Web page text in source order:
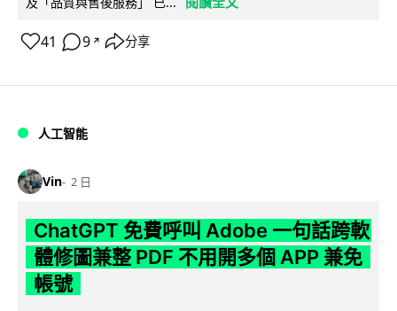
41 9 ↗ 分享
人工智能
Vin 2 日
ChatGPT 免費呼叫 Adobe 一句話跨軟
體修圖兼整 PDF 不用開多個 APP 兼免
帳號